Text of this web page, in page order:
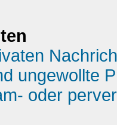
ungewollte
oder